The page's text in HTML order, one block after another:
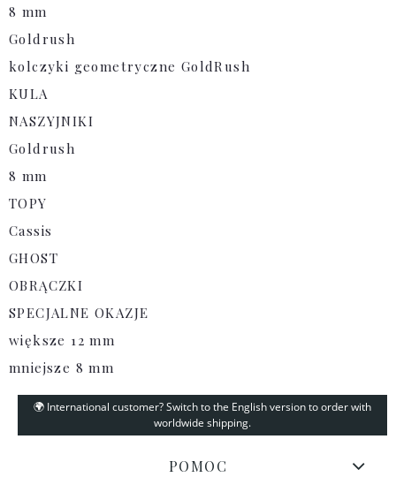
8 mm
Goldrush
kolczyki geometryczne GoldRush
KULA
NASZYJNIKI
Goldrush
8 mm
TOPY
Cassis
GHOST
OBRĄCZKI
SPECJALNE OKAZJE
większe 12 mm
mniejsze 8 mm
🌍 International customer? Switch to the English version to order with
worldwide shipping.
POMOC